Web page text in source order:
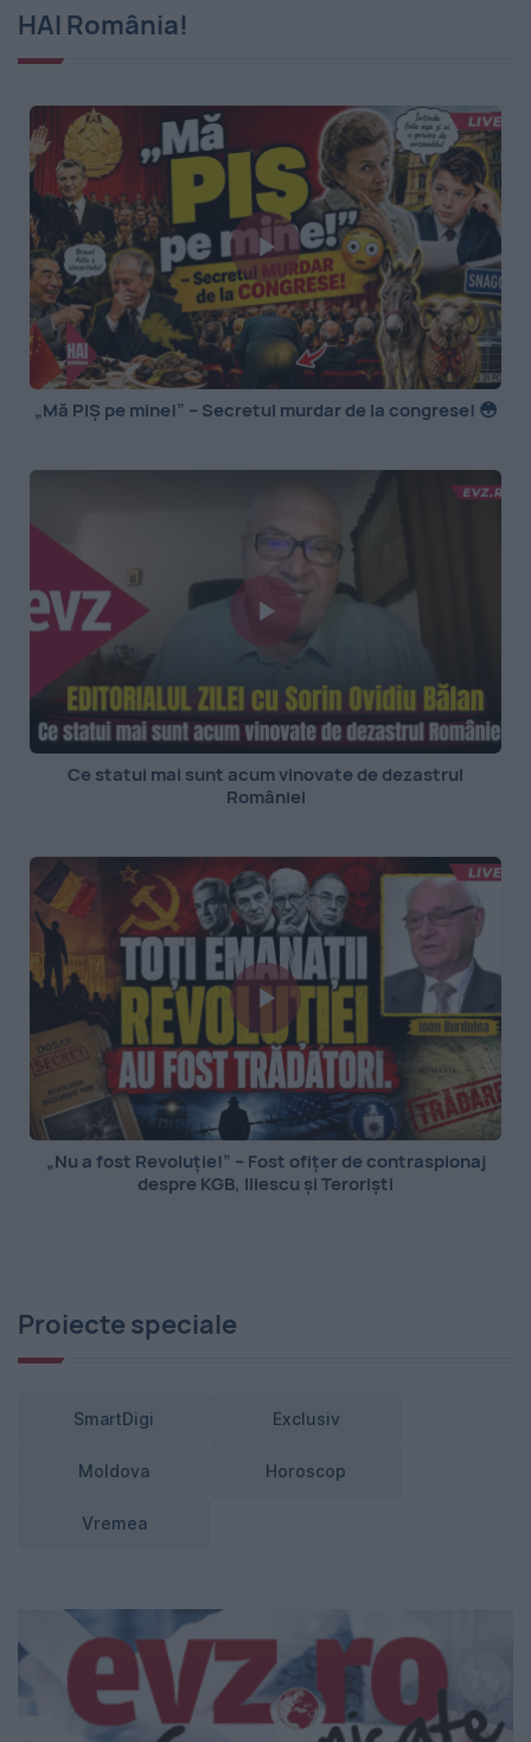
HAI România!
„Mă PIȘ pe mine!” – Secretul murdar de la congrese! 😳
Ce statui mai sunt acum vinovate de dezastrul
României
„Nu a fost Revoluție!” – Fost ofițer de contraspionaj
despre KGB, Iliescu și Teroriști
Proiecte speciale
SmartDigi Exclusiv
Moldova Horoscop
Vremea